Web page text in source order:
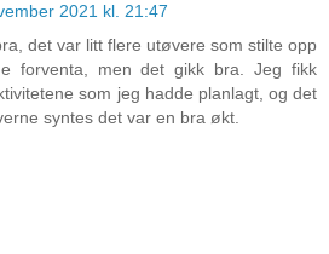
2021 kl. 21:47
det var litt flere utøvere som stilte opp
forventa, men det gikk bra. Jeg fikk
som jeg hadde planlagt, og det
syntes det var en bra økt.